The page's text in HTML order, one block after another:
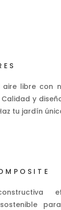
aire libre con
Calidad y
tu jardín